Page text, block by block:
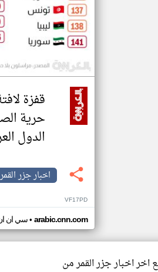
قفزة
حرية
الدول
اخبار جزر القمر
VF17PD
سي ان• arabic.cnn.com
اخر اخبار جزر القمر من